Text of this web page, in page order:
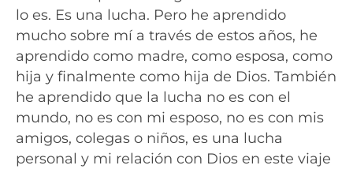
lo es. Es una lucha. Pero he aprendido
mucho sobre mí a través de estos años, he
aprendido como madre, como esposa, como
hija y finalmente como hija de Dios. También
he aprendido que la lucha no es con el
mundo, no es con mi esposo, no es con mis
amigos, colegas o niños, es una lucha
personal y mi relación con Dios en este viaje